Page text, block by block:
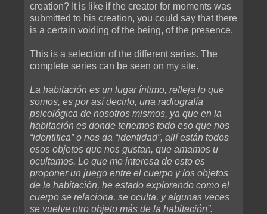
creation? It is like if the creator for moments was
submitted to his creation, you could say that there
is a certain voiding of the being, of the presence.
This is a selection of the different series. The
complete series can be seen on my site.
La habitación es un lugar íntimo, refleja lo que
somos, es por así decirlo, una radiografía
psicológica de nosotros mismos, ya que en la
habitación es donde tenemos todo eso que nos
“identifica” o nos da “identidad”, allí están todos
esos objetos que nos gustan, que amamos u
ocultamos. Lo que me interesa de esto es
proponer un juego entre el cuerpo y los objetos
de la habitación, he estado explorando como el
cuerpo se relaciona, se oculta, y algunas veces
se vuelve otro objeto más de la habitación”.